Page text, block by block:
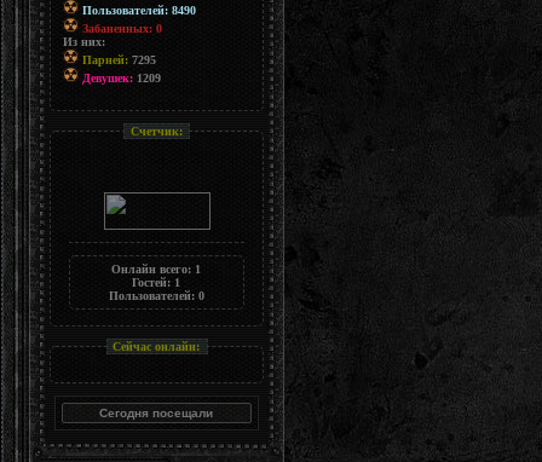
Пользователей: 8490
Забаненных: 0
Из них:
Парней:7295
Девушек:1209
Счетчик:
Онлайн всего: 1
Гостей: 1
Пользователей: 0
Сейчас онлайн: